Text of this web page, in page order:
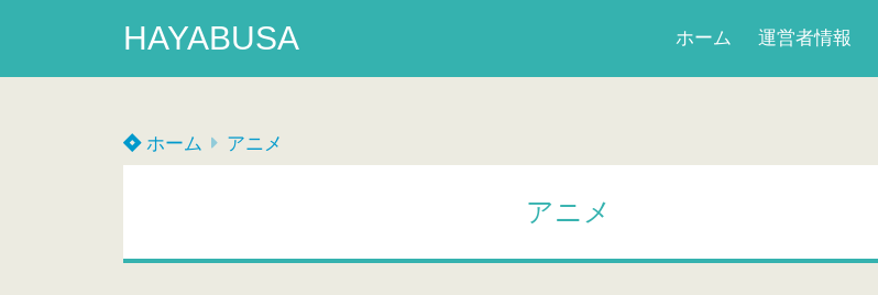
HAYABUSA ホーム 運営者情報
ホーム アニメ
アニメ